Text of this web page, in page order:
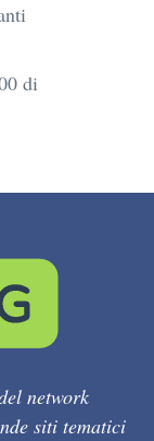
di
network
siti tematici